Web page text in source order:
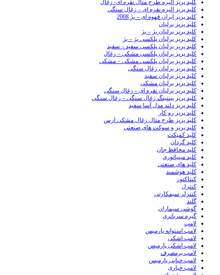
کلید پریز الیزه طرح متال نقره ای- زغال
کلید پریز الیزه نقره ای – زغال سنگی
کلید پریز ایران قهوه ای – بژ 2008
کلید پریز برلیان
کلید پریز برلیان بژ – بژ
کلید پریز برلیان پلکسی بژ – بژ
کلید پریز برلیان پلکسی سفید – سفید
کلید پریز برلیان پلکسی مشکی – زغال
کلید پریز برلیان پلکسی مشکی – مشکی
کلید پریز برلیان زغال سنگی
کلید پریز برلیان سفید
کلید پریز برلیان مشکی
کلید پریز برلیان نقره ای – زغال سنگی
کلید پریز پینتینگ زغال سنگی – زغال سنگی
کلید پریز دلند مدل آسا سفید
کلید پریز رو کار
کلید پریز طرح متال زغال مشکی ارس
کلید پریز و سوکت های صنعتی
کلید کمپکت
کلید گردان
کلید محافظ جان
کلید مینیاتوری
کلید های صنعتی
کلید هوشمند
کنتاکتور
کنترل
کنترلر سیمکارتی
گلند
گوشی سیماران
گیره سرباتری
لامپ
لامپ استوانه پارمیس
لامپ اشکی
لامپ اشکی پارمیس
لامپ پرمصرف
لامپ حبابی پارمیس
لامپ خیاری